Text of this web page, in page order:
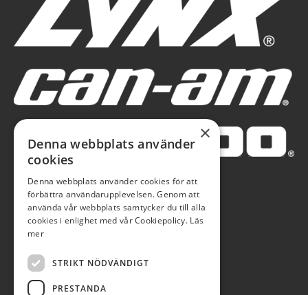
×
Denna webbplats använder
cookies
Denna webbplats använder cookies för att
förbättra användarupplevelsen. Genom att
använda vår webbplats samtycker du till alla
cookies i enlighet med vår Cookiepolicy. Läs
mer
STRIKT NÖDVÄNDIGT
PRESTANDA